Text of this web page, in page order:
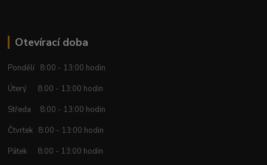
Otevírací doba
Pondělí 8:00 - 13:00 hodin
Úterý 8:00 - 13:00 hodin
Středa 8:00 - 13:00 hodin
Čtvrtek 8:00 - 13:00 hodin
Pátek 8:00 - 13:00 hodin